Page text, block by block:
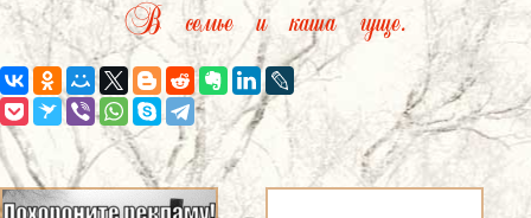
В семье и каша гуще.